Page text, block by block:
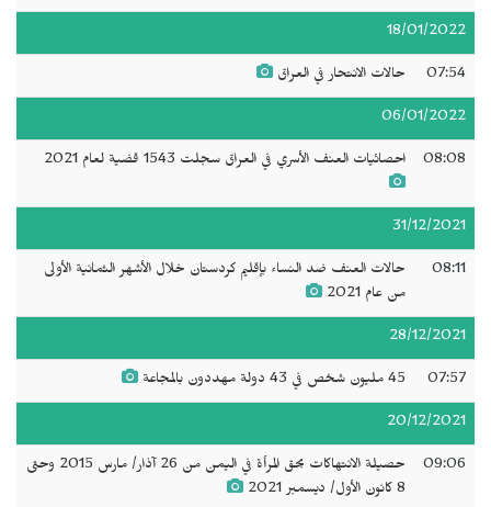
18/01/2022
07:54 حالات الانتحار في العراق
06/01/2022
08:08 احصائيات العنف الأسري في العراق سجلت 1543 قضية لعام 2021
31/12/2021
08:11
حالات العنف ضد النساء بإقليم كردستان خلال الأشهر الثمانية الأولى
من عام 2021
28/12/2021
07:57 45 مليون شخص في 43 دولة مهددون بالمجاعة
20/12/2021
09:06
حصيلة الانتهاكات بحق المرأة في اليمن من 26 آذار/ مارس 2015 وحتى
8 كانون الأول/ ديسمبر 2021